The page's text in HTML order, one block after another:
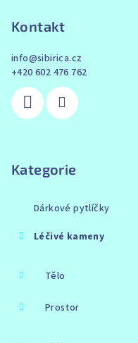
Kontakt
info@sibirica.cz
+420 602 476 762
Kategorie
Dárkové pytlíčky
Léčivé kameny
Tělo
Prostor